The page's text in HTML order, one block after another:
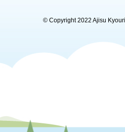
© Copyright 2022 Ajisu